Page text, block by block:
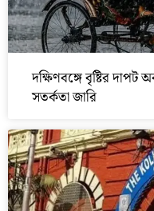
দক্ষিণবঙ্গে বৃষ্টির
সতর্কতা জারি